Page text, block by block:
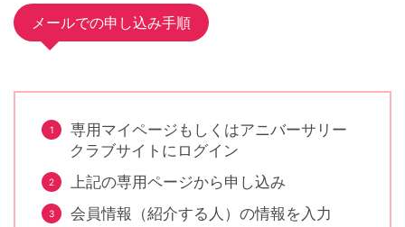
メールでの申し込み手順
専用マイページもしくはアニバーサリー
クラブサイトにログイン
上記の専用ページから申し込み
会員情報（紹介する人）の情報を入力